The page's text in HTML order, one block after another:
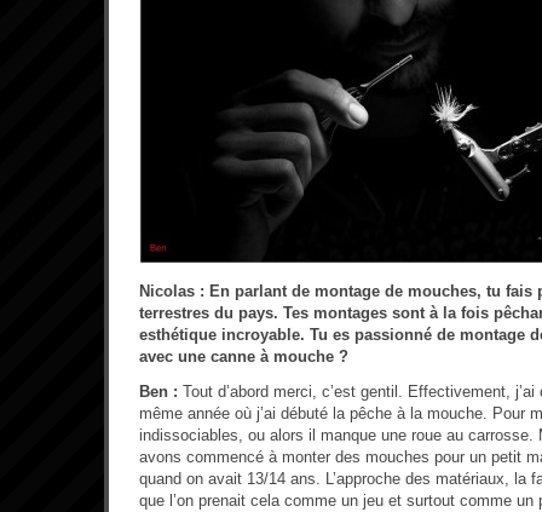
Nicolas : En parlant de montage de mouches, tu fais
terrestres du pays. Tes montages sont à la fois
esthétique incroyable. Tu es passionné de montage
avec une canne à mouche ?
Ben : Tout d’abord merci, c’est gentil. Effectivement,
même année où j’ai débuté la pêche à la mouche. Pour
indissociables, ou alors il manque une roue au carrosse.
avons commencé à monter des mouches pour un petit
quand on avait 13/14 ans. L’approche des matériaux, la
que l’on prenait cela comme un jeu et surtout comme